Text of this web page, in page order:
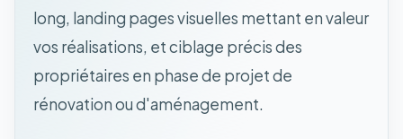
long, landing pages visuelles mettant en valeur
vos réalisations, et ciblage précis des
propriétaires en phase de projet de
rénovation ou d'aménagement.